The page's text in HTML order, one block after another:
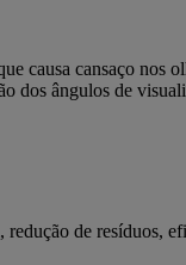
causa cansaço nos
dos ângulos de
de resíduos,